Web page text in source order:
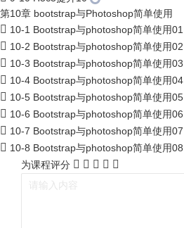
第10章 bootstrap与Photoshop简单使用
10-1 Bootstrap与photoshop简单使用01
10-2 Bootstrap与photoshop简单使用02
10-3 Bootstrap与photoshop简单使用03
10-4 Bootstrap与photoshop简单使用04
10-5 Bootstrap与photoshop简单使用05
10-6 Bootstrap与photoshop简单使用06
10-7 Bootstrap与photoshop简单使用07
10-8 Bootstrap与photoshop简单使用08
为课程评分